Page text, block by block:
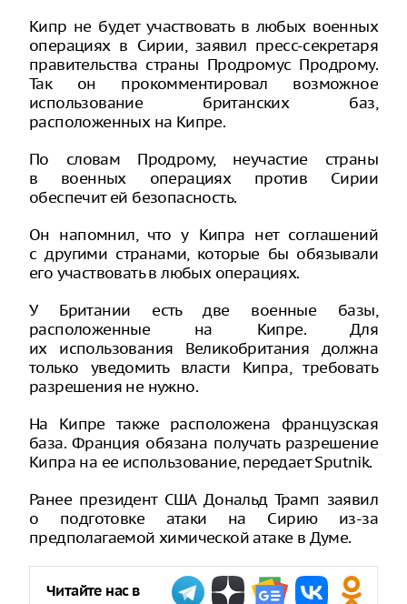
Кипр не будет участвовать в любых военных
операциях в Сирии, заявил пресс-секретаря
правительства страны Продромус Продрому.
Так он прокомментировал возможное
использование британских баз,
расположенных на Кипре.
По словам Продрому, неучастие страны
в военных операциях против Сирии
обеспечит ей безопасность.
Он напомнил, что у Кипра нет соглашений
с другими странами, которые бы обязывали
его участвовать в любых операциях.
У Британии есть две военные базы,
расположенные на Кипре. Для
их использования Великобритания должна
только уведомить власти Кипра, требовать
разрешения не нужно.
На Кипре также расположена французская
база. Франция обязана получать разрешение
Кипра на ее использование, передает Sputnik.
Ранее президент США Дональд Трамп заявил
о подготовке атаки на Сирию из-за
предполагаемой химической атаке в Думе.
Читайте нас в